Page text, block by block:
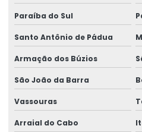
Malha pop para laje
Malha pop preço
Perfil metálico i
Perfil metálico u
Perfil metálico w valor
Perfil pudc
Paraíba do Sul
Santo Antônio de Pádua
Armação dos Búzios
São João da Barra
Vassouras
Arraial do Cabo